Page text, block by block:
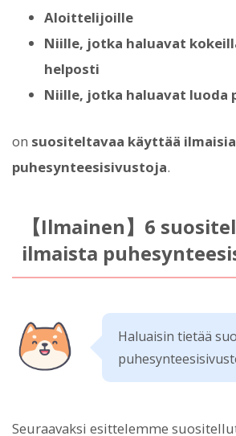
Aloittelijoille
Niille, jotka haluavat
helposti
Niille, jotka haluavat luoda
on suositeltavaa käyttää ilmaisia
puhesynteesisivustoja.
【Ilmainen】6
ilmaista
Haluaisin tietää
Seuraavaksi esittelemme